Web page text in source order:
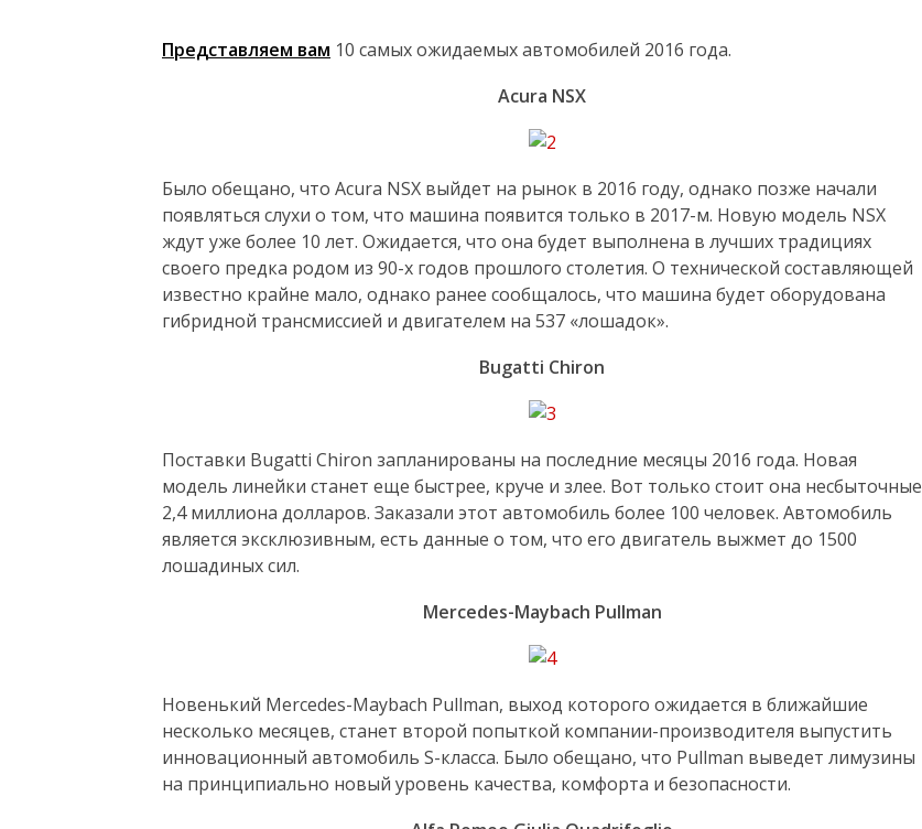
Представляем вам 10 самых ожидаемых автомобилей 2016 года.
Acura NSX
Было обещано, что Acura NSX выйдет на рынок в 2016 году, однако позже начали
появляться слухи о том, что машина появится только в 2017-м. Новую модель NSX
ждут уже более 10 лет. Ожидается, что она будет выполнена в лучших традициях
своего предка родом из 90-х годов прошлого столетия. О технической составляющей
известно крайне мало, однако ранее сообщалось, что машина будет оборудована
гибридной трансмиссией и двигателем на 537 «лошадок».
Bugatti Chiron
Поставки Bugatti Chiron запланированы на последние месяцы 2016 года. Новая
модель линейки станет еще быстрее, круче и злее. Вот только стоит она несбыточные
2,4 миллиона долларов. Заказали этот автомобиль более 100 человек. Автомобиль
является эксклюзивным, есть данные о том, что его двигатель выжмет до 1500
лошадиных сил.
Mercedes-Maybach Pullman
Новенький Mercedes-Maybach Pullman, выход которого ожидается в ближайшие
несколько месяцев, станет второй попыткой компании-производителя выпустить
инновационный автомобиль S-класса. Было обещано, что Pullman выведет лимузины
на принципиально новый уровень качества, комфорта и безопасности.